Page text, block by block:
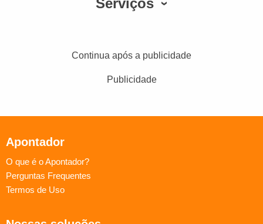
Serviços
Continua após a publicidade
Publicidade
Apontador
O que é o Apontador?
Perguntas Frequentes
Termos de Uso